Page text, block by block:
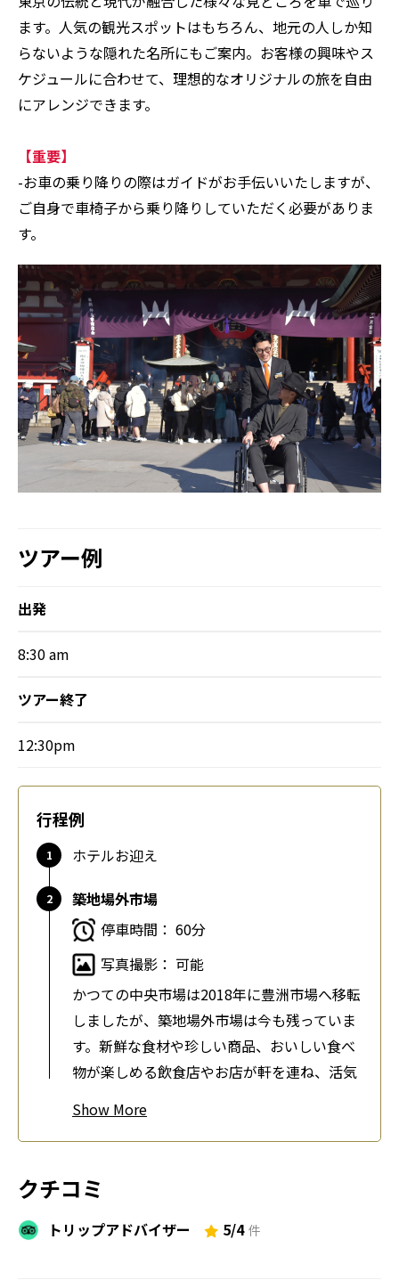
ます。人気の観光スポットはもちろん、地元の人しか知
らないような隠れた名所にもご案内。お客様の興味やス
ケジュールに合わせて、理想的なオリジナルの旅を自由
にアレンジできます。
【重要】
-お車の乗り降りの際はガイドがお手伝いいたしますが、
ご自身で車椅子から乗り降りしていただく必要がありま
す。
ツアー例
出発
8:30 am
ツアー終了
12:30pm
行程例
ホテルお迎え
築地場外市場
停車時間： 60分
写真撮影： 可能
かつての中央市場は2018年に豊洲市場へ移転
しましたが、築地場外市場は今も残っていま
す。新鮮な食材や珍しい商品、おいしい食べ
物が楽しめる飲食店やお店が軒を連ね、活気
曜、祝日は休業している店舗もあります）
写真撮影： 可能
Show
クチコミ
トリップアドバイザー 5/4 件